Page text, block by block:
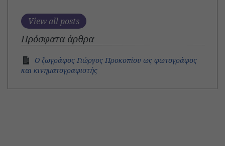
View all posts
Πρόσφατα άρθρα
Ο ζωγράφος Γιώργος Προκοπίου ως φωτογράφος
και κινηματογραφιστής